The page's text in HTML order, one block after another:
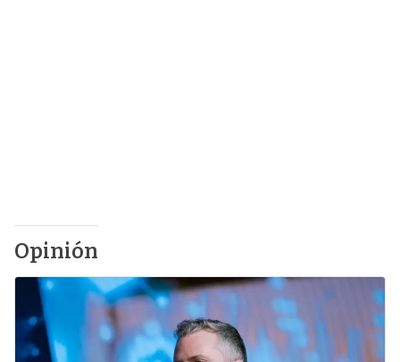
Opinión